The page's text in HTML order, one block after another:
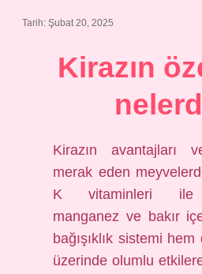
Tarih: Şubat 20, 2025
Kirazın
Kirazın avantajları
merak eden
K vitaminleri ile
manganez ve bakır
bağışıklık sistemi hem
üzerinde olumlu